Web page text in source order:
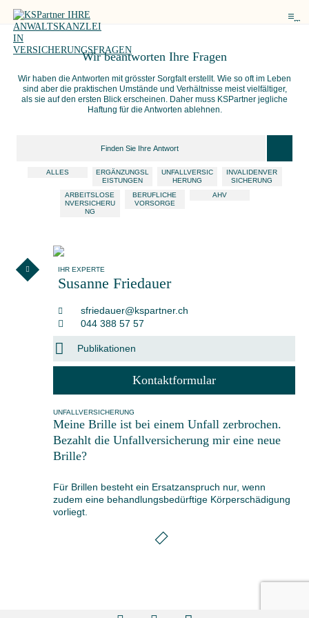
Wir beantworten Ihre Fragen
Wir haben die Antworten mit grösster Sorgfalt erstellt. Wie so oft im Leben
sind aber die praktischen Umstände und Verhältnisse meist vielfältiger,
als sie auf den ersten Blick erscheinen. Daher muss KSPartner jegliche
Haftung für die Antworten ablehnen.
ALLES
ERGÄNZUNGSL
EISTUNGEN
UNFALLVERSIC
HERUNG
INVALIDENVER
SICHERUNG
ARBEITSLOSE
NVERSICHERU
NG
BERUFLICHE
VORSORGE
AHV
IHR EXPERTE
Susanne Friedauer
sfriedauer@kspartner.ch
044 388 57 57
Publikationen
Kontaktformular
UNFALLVERSICHERUNG
Meine Brille ist bei einem Unfall zerbrochen.
Bezahlt die Unfallversicherung mir eine neue
Brille?
Für Brillen besteht ein Ersatzanspruch nur, wenn
zudem eine behandlungsbedürftige Körperschädigung
vorliegt.